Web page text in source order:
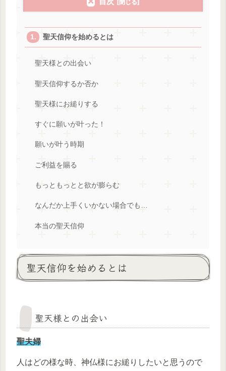
聖天信仰を始めるとは
聖天様との出会い
聖天信仰するか否か
聖天様にお縋りする
すぐに願いが叶った！
願いが叶う時期
ご利益を賜る
もっともっとと欲が膨らむ
なんだか上手くいかない場合でも…
本当の聖天信仰
聖天信仰を始めるとは
聖天様との出会い
聖夫婦
人はどの様な時、神仏様にお縋りしたいと思うので